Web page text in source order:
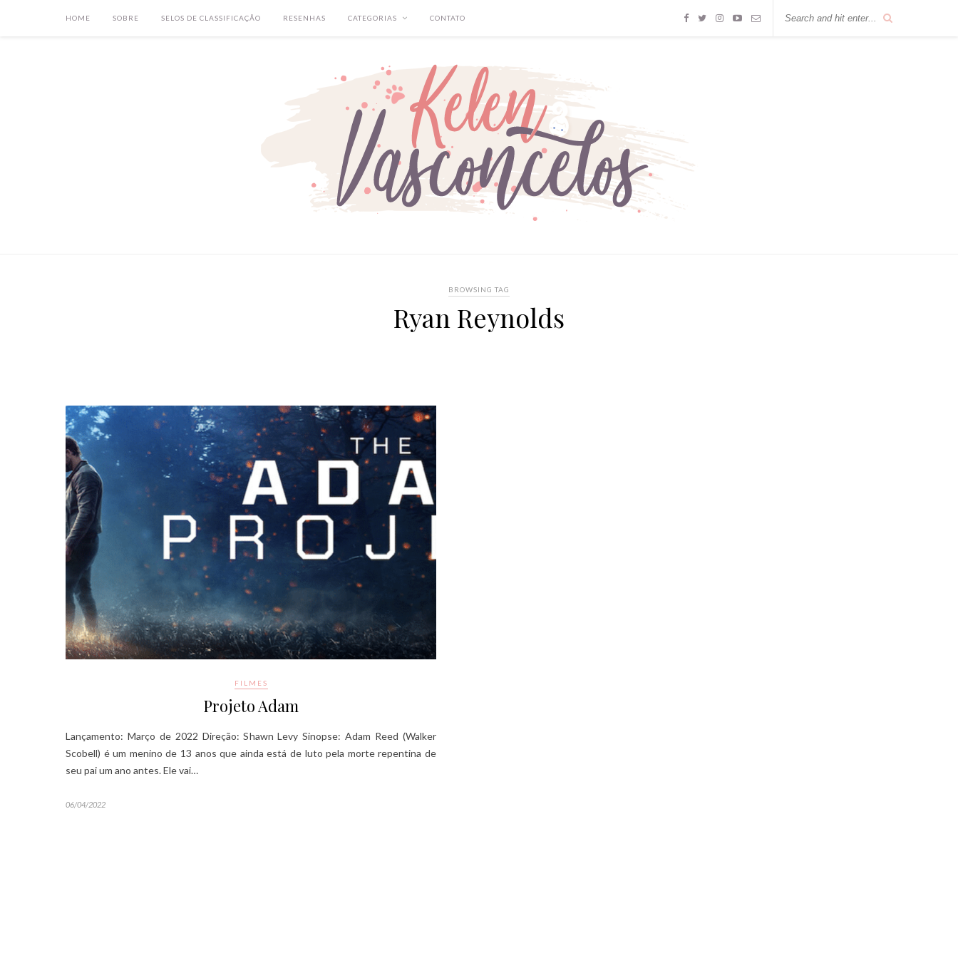
HOME SOBRE SELOS DE CLASSIFICAÇÃO RESENHAS CATEGORIAS CONTATO
BROWSING TAG
Ryan Reynolds
FILMES
Projeto Adam
Lançamento: Março de 2022 Direção: Shawn Levy Sinopse: Adam Reed (Walker
Scobell) é um menino de 13 anos que ainda está de luto pela morte repentina de
seu pai um ano antes. Ele vai…
06/04/2022